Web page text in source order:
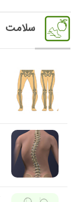
سلامت